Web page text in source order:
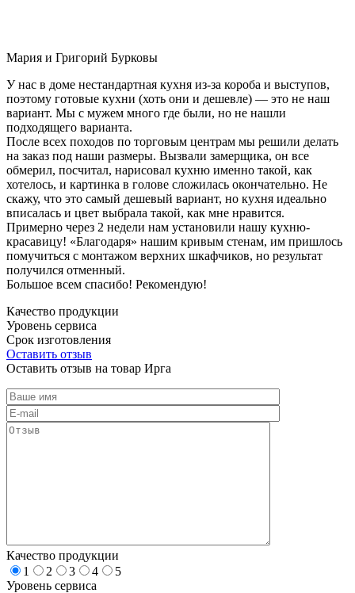
Мария и Григорий Бурковы
У нас в доме нестандартная кухня из-за короба и выступов,
поэтому готовые кухни (хоть они и дешевле) — это не наш
вариант. Мы с мужем много где были, но не нашли
подходящего варианта.
После всех походов по торговым центрам мы решили делать
на заказ под наши размеры. Вызвали замерщика, он все
обмерил, посчитал, нарисовал кухню именно такой, как
хотелось, и картинка в голове сложилась окончательно. Не
скажу, что это самый дешевый вариант, но кухня идеально
вписалась и цвет выбрала такой, как мне нравится.
Примерно через 2 недели нам установили нашу кухню-
красавицу! «Благодаря» нашим кривым стенам, им пришлось
помучиться с монтажом верхних шкафчиков, но результат
получился отменный.
Большое всем спасибо! Рекомендую!
Качество продукции
Уровень сервиса
Срок изготовления
Оставить отзыв
Оставить отзыв на товар Ирга
Качество продукции
1
2 3 4
5
Уровень сервиса